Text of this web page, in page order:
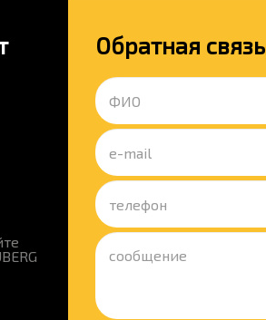
Обратная связь